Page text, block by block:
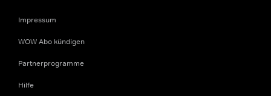
Impressum
WOW Abo kündigen
Partnerprogramme
Hilfe